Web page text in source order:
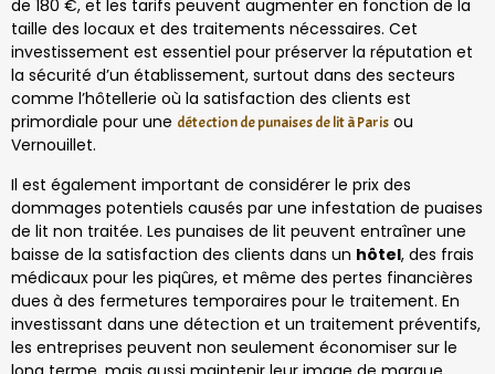
de 180 €, et les tarifs peuvent augmenter en fonction de la
taille des locaux et des traitements nécessaires. Cet
investissement est essentiel pour préserver la réputation et
la sécurité d’un établissement, surtout dans des secteurs
comme l’hôtellerie où la satisfaction des clients est
primordiale pour une détection de punaises de lit à Paris ou
Vernouillet.
Il est également important de considérer le prix des
dommages potentiels causés par une infestation de puaises
de lit non traitée. Les punaises de lit peuvent entraîner une
baisse de la satisfaction des clients dans un hôtel, des frais
médicaux pour les piqûres, et même des pertes financières
dues à des fermetures temporaires pour le traitement. En
investissant dans une détection et un traitement préventifs,
les entreprises peuvent non seulement économiser sur le